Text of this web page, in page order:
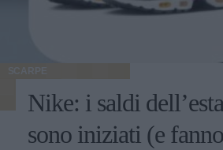
SCARPE
Nike: i saldi
sono iniziati (e